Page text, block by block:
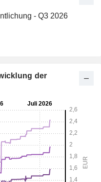
- Q3 2026
der